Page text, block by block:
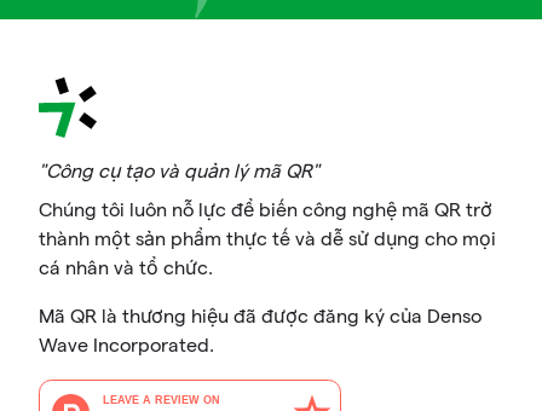
"Công cụ tạo và quản lý mã QR"
Chúng tôi luôn nỗ lực để biến công nghệ mã QR trở
thành một sản phẩm thực tế và dễ sử dụng cho mọi
cá nhân và tổ chức.
Mã QR là thương hiệu đã được đăng ký của Denso
Wave Incorporated.